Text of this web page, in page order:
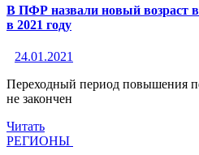
В ПФР назвали новый возраст
в 2021 году
24.01.2021
Переходный период повышения
не закончен
Читать
РЕГИОНЫ